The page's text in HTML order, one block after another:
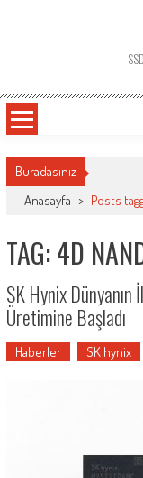
Buradasınız
Anasayfa > Posts
TAG: 4D
SK Hynix Dünyanın
Üretimine Başladı
Haberler SK hynix